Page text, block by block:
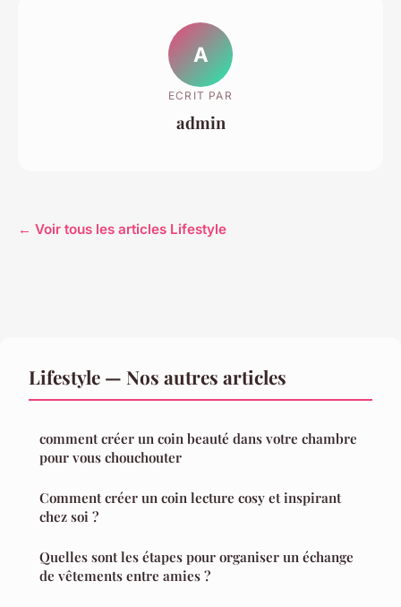
A
ECRIT PAR
admin
← Voir tous les articles Lifestyle
Lifestyle — Nos autres articles
comment créer un coin beauté dans votre chambre
pour vous chouchouter
Comment créer un coin lecture cosy et inspirant
chez soi ?
Quelles sont les étapes pour organiser un échange
de vêtements entre amies ?